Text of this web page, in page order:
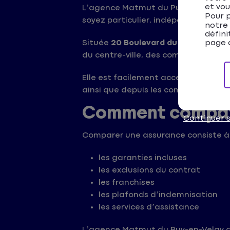
L’agence Matmut du Puy-en-
soyez particulier, indépendant ou
Située 20 Boulevard du Maréchal
du centre-ville, des commerces et
Elle est facilement accessible
ainsi que depuis les communes
Comment
Comparer une assurance consiste
les garanties incluses
les exclusions du contrat
les franchises
les plafonds d’indemnisation
les services d’assistance
et
Pour
notre
page
Continuer